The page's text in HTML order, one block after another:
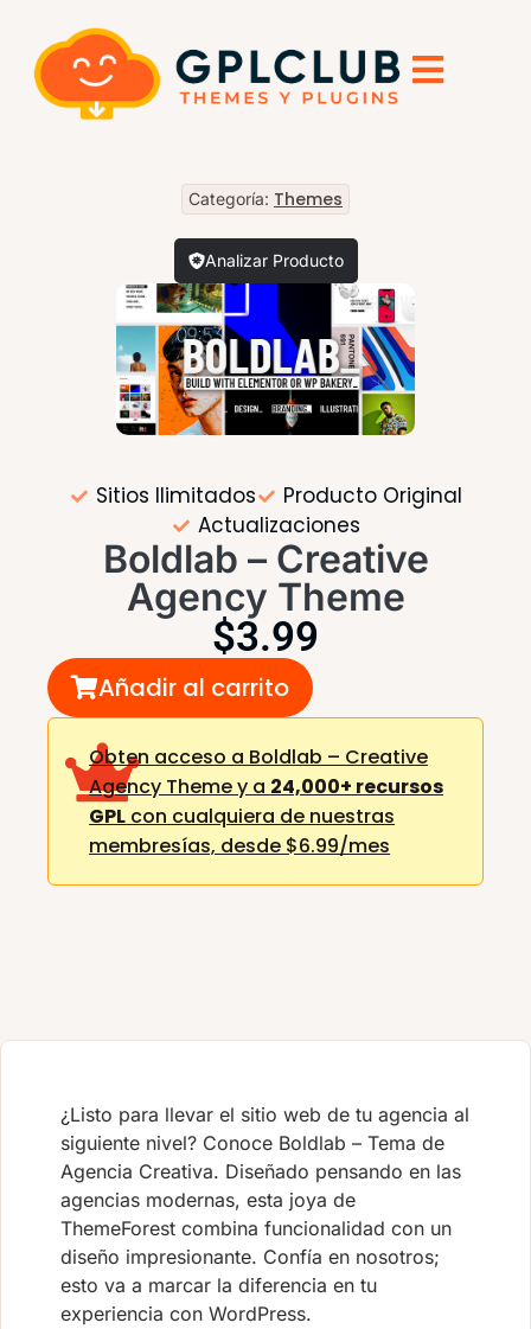
Categoría: Themes
Analizar Producto
Sitios Ilimitados
Producto Original
Actualizaciones
Boldlab – Creative
Agency Theme
$3.99
Añadir al carrito
Obten acceso a Boldlab – Creative
Agency Theme y a 24,000+ recursos
GPL con cualquiera de nuestras
membresías, desde $6.99/mes
¿Listo para llevar el sitio web de tu agencia al
siguiente nivel? Conoce Boldlab – Tema de
Agencia Creativa. Diseñado pensando en las
agencias modernas, esta joya de
ThemeForest combina funcionalidad con un
diseño impresionante. Confía en nosotros;
esto va a marcar la diferencia en tu
experiencia con WordPress.